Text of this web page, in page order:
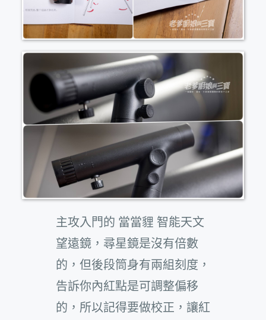
主攻入門的 當當貍 智能天文
望遠鏡，尋星鏡是沒有倍數
的，但後段筒身有兩組刻度，
告訴你內紅點是可調整偏移
的，所以記得要做校正，讓紅